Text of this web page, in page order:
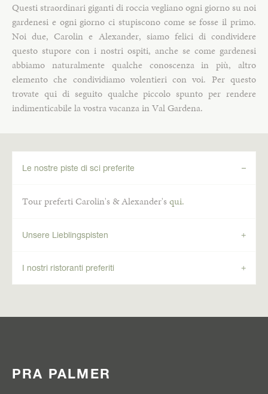
Questi straordinari giganti di roccia vegliano ogni giorno su noi
gardenesi e ogni giorno ci stupiscono come se fosse il primo.
Noi due, Carolin e Alexander, siamo felici di condividere
questo stupore con i nostri ospiti, anche se come gardenesi
abbiamo naturalmente qualche conoscenza in più, altro
elemento che condividiamo volentieri con voi. Per questo
trovate qui di seguito qualche piccolo spunto per rendere
indimenticabile la vostra vacanza in Val Gardena.
Le nostre piste di sci preferite
Tour preferti Carolin's & Alexander'squi.
Unsere Lieblingspisten
I nostri ristoranti preferiti
PRA PALMER